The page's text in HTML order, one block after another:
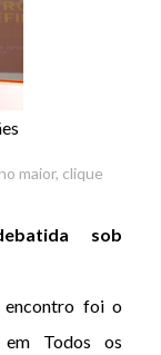
maior, clique
sob
encontro foi o
em Todos os